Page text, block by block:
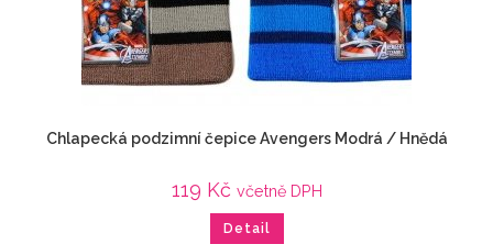
Chlapecká podzimní čepice Avengers Modrá / Hnědá
119 Kč včetně DPH
Detail